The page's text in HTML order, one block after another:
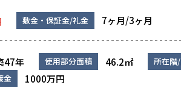
敷金・保証金/礼金 7ヶ月/3ヶ月
47年 使用部分面積 46.2㎡ 所在階
金 1000万円